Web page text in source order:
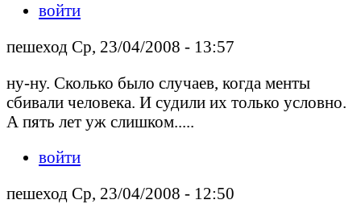
войти
пешеход Ср, 23/04/2008 - 13:57
ну-ну. Сколько было случаев, когда менты
сбивали человека. И судили их только условно.
А пять лет уж слишком.....
войти
пешеход Ср, 23/04/2008 - 12:50